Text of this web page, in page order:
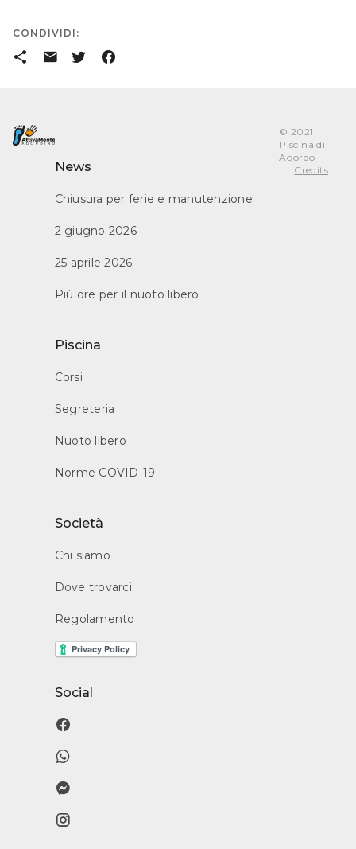
CONDIVIDI:
󰒗 󰇮 󰕄 󰈌
News
Chiusura per ferie e manutenzione
2 giugno 2026
25 aprile 2026
Più ore per il nuoto libero
Piscina
Corsi
Segreteria
Nuoto libero
Norme COVID-19
Società
Chi siamo
Dove trovarci
Regolamento
Social
󰈌
󰖣
󰈎
󰋾
© 2021
Piscina di
Agordo
Credits